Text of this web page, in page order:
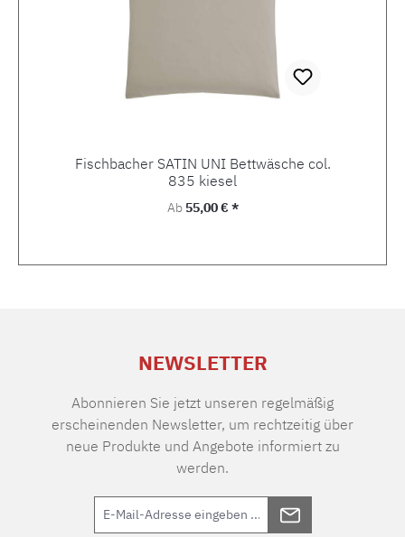
Fischbacher SATIN UNI Bettwäsche col.
835 kiesel
Regulärer Preis:
Ab 55,00 € *
NEWSLETTER
Abonnieren Sie jetzt unseren regelmäßig
erscheinenden Newsletter, um rechtzeitig über
neue Produkte und Angebote informiert zu
werden.